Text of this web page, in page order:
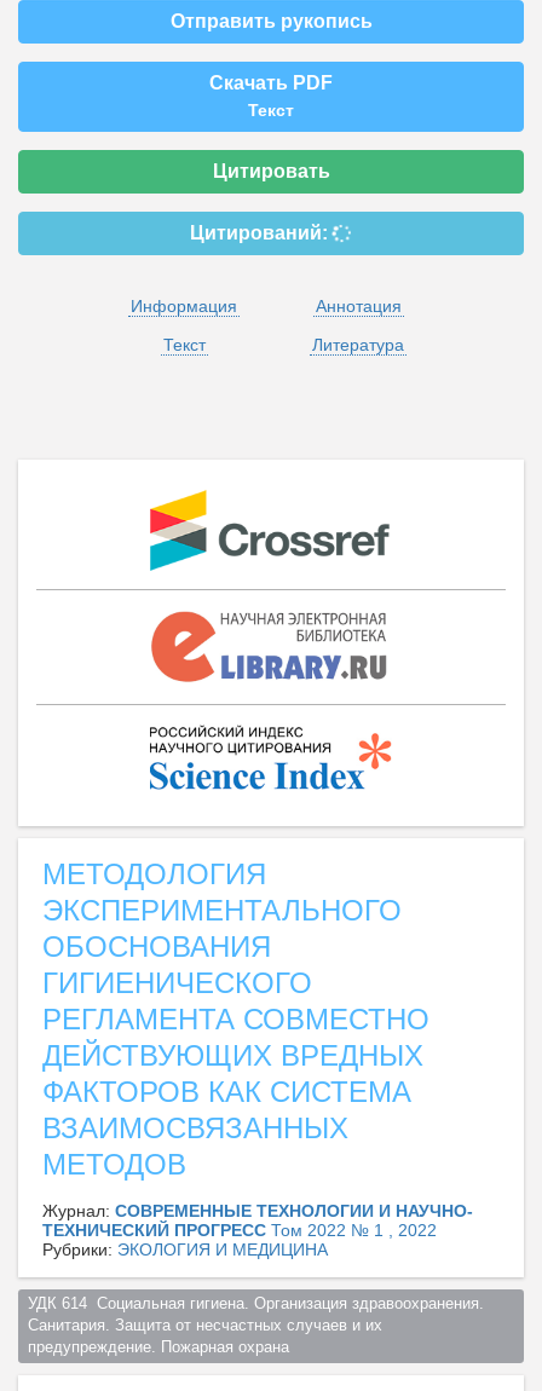
Отправить рукопись
Скачать PDF
Текст
Цитировать
Цитирований:
Информация
Аннотация
Текст
Литература
МЕТОДОЛОГИЯ
ЭКСПЕРИМЕНТАЛЬНОГО
ОБОСНОВАНИЯ
ГИГИЕНИЧЕСКОГО
РЕГЛАМЕНТА СОВМЕСТНО
ДЕЙСТВУЮЩИХ ВРЕДНЫХ
ФАКТОРОВ КАК СИСТЕМА
ВЗАИМОСВЯЗАННЫХ
МЕТОДОВ
Журнал: СОВРЕМЕННЫЕ ТЕХНОЛОГИИ И НАУЧНО-
ТЕХНИЧЕСКИЙ ПРОГРЕСС Том 2022 № 1 , 2022
Рубрики: ЭКОЛОГИЯ И МЕДИЦИНА
УДК 614  Социальная гигиена. Организация здравоохранения.
Санитария. Защита от несчастных случаев и их
предупреждение. Пожарная охрана